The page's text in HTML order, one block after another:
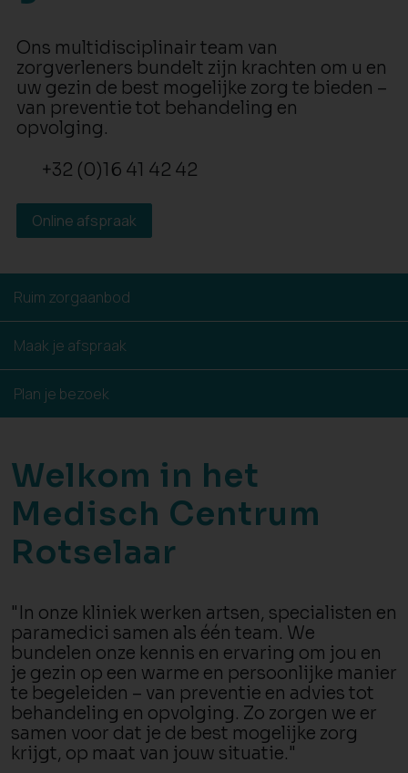
Ons multidisciplinair team van
zorgverleners bundelt zijn krachten om u en
uw gezin de best mogelijke zorg te bieden –
van preventie tot behandeling en
opvolging.
+32 (0)16 41 42 42
Online afspraak
Ruim zorgaanbod
Maak je afspraak
Plan je bezoek
Welkom in het
Medisch Centrum
Rotselaar
"In onze kliniek werken artsen, specialisten en
paramedici samen als één team. We
bundelen onze kennis en ervaring om jou en
je gezin op een warme en persoonlijke manier
te begeleiden – van preventie en advies tot
behandeling en opvolging. Zo zorgen we er
samen voor dat je de best mogelijke zorg
krijgt, op maat van jouw situatie."